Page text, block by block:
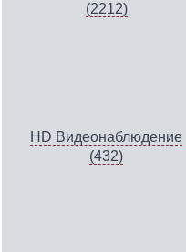
(2212)
HD Видеонаблюдение
(432)